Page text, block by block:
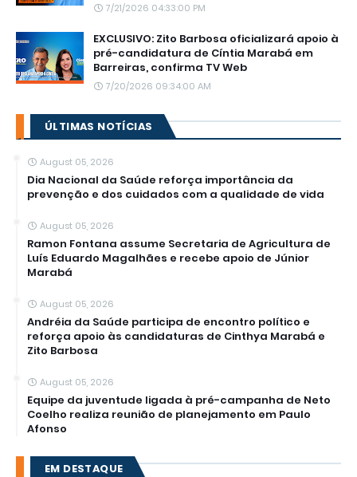
7/21/2026 04:33:00 PM
EXCLUSIVO: Zito Barbosa oficializará apoio à
pré-candidatura de Cíntia Marabá em
Barreiras, confirma TV Web
7/20/2026 09:34:00 AM
ÚLTIMAS NOTÍCIAS
August 05, 2026
Dia Nacional da Saúde reforça importância da
prevenção e dos cuidados com a qualidade de vida
August 05, 2026
Ramon Fontana assume Secretaria de Agricultura de
Luís Eduardo Magalhães e recebe apoio de Júnior
Marabá
August 05, 2026
Andréia da Saúde participa de encontro político e
reforça apoio às candidaturas de Cinthya Marabá e
Zito Barbosa
August 05, 2026
Equipe da juventude ligada à pré-campanha de Neto
Coelho realiza reunião de planejamento em Paulo
Afonso
EM DESTAQUE